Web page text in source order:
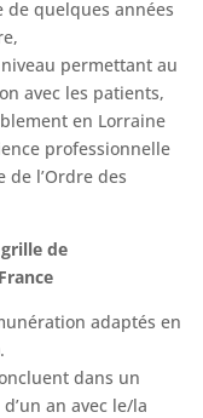
de quelques années
permettant au
avec les patients,
en Lorraine
professionnelle
de l’Ordre des
de
adaptés en
dans un
an avec le/la